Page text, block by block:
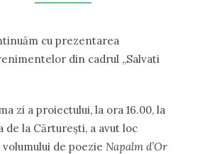
cu prezentarea
din cadrul „Salvati
zi a proiectului, la ora 16.00, la
de la Cărtureşti, a avut loc
de poezie Napalm d’Or